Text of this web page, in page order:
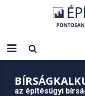
az építésügyi